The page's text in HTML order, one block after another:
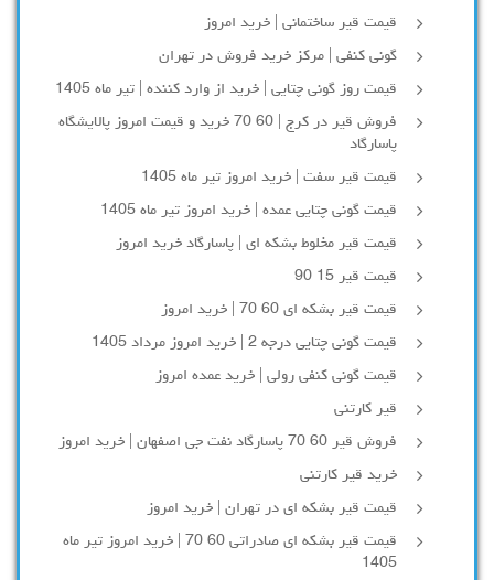
قیمت قیر ساختمانی | خرید امروز
گونی کنفی | مرکز خرید فروش در تهران
قیمت روز گونی چتایی | خرید از وارد کننده | تیر ماه 1405
فروش قیر در کرج | 60 70 خرید و قیمت امروز پالایشگاه
پاسارگاد
قیمت قیر سفت | خرید امروز تیر ماه 1405
قیمت گونی چتایی عمده | خرید امروز تیر ماه 1405
قیمت قیر مخلوط بشکه ای | پاسارگاد خرید امروز
قیمت قیر 15 90
قیمت قیر بشکه ای 60 70 | خرید امروز
قیمت گونی چتایی درجه 2 | خرید امروز مرداد 1405
قیمت گونی کنفی رولی | خرید عمده امروز
قیر کارتنی
فروش قیر 60 70 پاسارگاد نفت جی اصفهان | خرید امروز
خرید قیر کارتنی
قیمت قیر بشکه ای در تهران | خرید امروز
قیمت قیر بشکه ای صادراتی 60 70 | خرید امروز تیر ماه
1405